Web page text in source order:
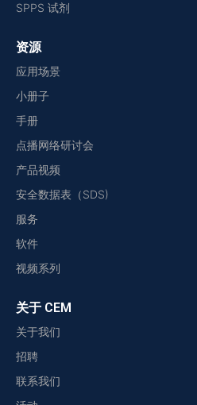
SPPS 试剂
资源
应用场景
小册子
手册
点播网络研讨会
产品视频
安全数据表（SDS)
服务
软件
视频系列
关于 CEM
关于我们
招聘
联系我们